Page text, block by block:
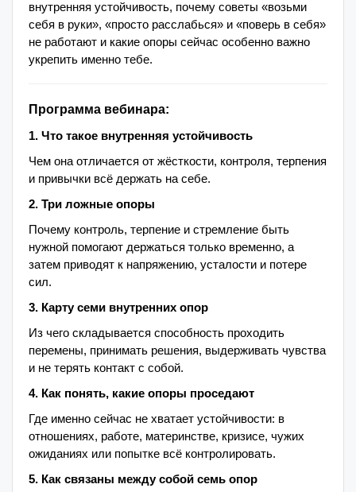
внутренняя устойчивость, почему советы «возьми
себя в руки», «просто расслабься» и «поверь в себя»
не работают и какие опоры сейчас особенно важно
укрепить именно тебе.
Программа вебинара:
1. Что такое внутренняя устойчивость
Чем она отличается от жёсткости, контроля, терпения
и привычки всё держать на себе.
2. Три ложные опоры
Почему контроль, терпение и стремление быть
нужной помогают держаться только временно, а
затем приводят к напряжению, усталости и потере
сил.
3. Карту семи внутренних опор
Из чего складывается способность проходить
перемены, принимать решения, выдерживать чувства
и не терять контакт с собой.
4. Как понять, какие опоры проседают
Где именно сейчас не хватает устойчивости: в
отношениях, работе, материнстве, кризисе, чужих
ожиданиях или попытке всё контролировать.
5. Как связаны между собой семь опор